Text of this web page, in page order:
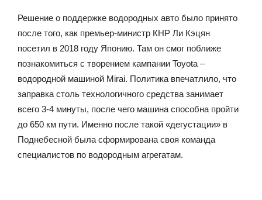
Решение о поддержке водородных авто было принято
после того, как премьер-министр КНР Ли Кэцян
посетил в 2018 году Японию. Там он смог поближе
познакомиться с творением кампании Toyota –
водородной машиной Mirai. Политика впечатлило, что
заправка столь технологичного средства занимает
всего 3-4 минуты, после чего машина способна пройти
до 650 км пути. Именно после такой «дегустации» в
Поднебесной была сформирована своя команда
специалистов по водородным агрегатам.